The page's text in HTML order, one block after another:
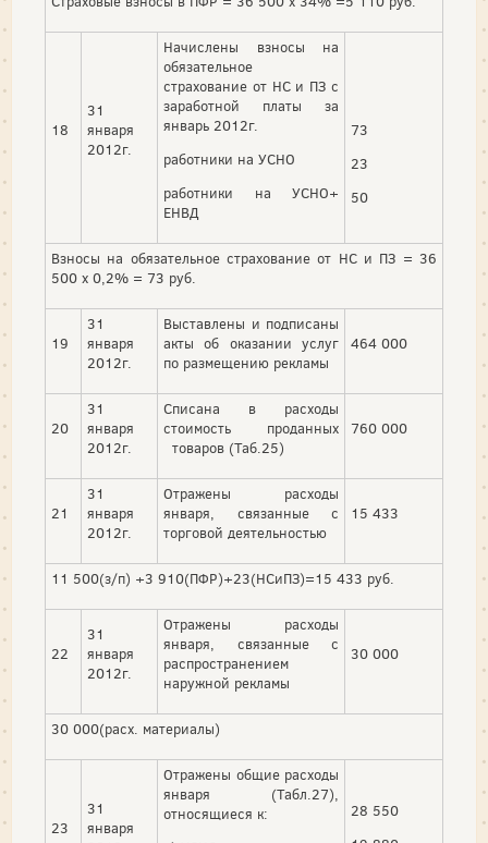
18
31
января
2012г.
Начислены взносы на
обязательное
страхование от НС и ПЗ с
заработной платы за
январь 2012г.
работники на УСНО
работники на УСНО+
ЕНВД
73
23
50
Взносы на обязательное страхование от НС и ПЗ = 36
500 х 0,2% = 73 руб.
19
31
января
2012г.
Выставлены и подписаны
акты об оказании услуг
по размещению рекламы
464 000
20
31
января
2012г.
Списана в расходы
стоимость проданных
товаров (Таб.25)
760 000
21
31
января
2012г.
Отражены расходы
января, связанные с
торговой деятельностью
15 433
11 500(з/п) +3 910(ПФР)+23(НСиПЗ)=15 433 руб.
22
31
января
2012г.
Отражены расходы
января, связанные с
распространением
наружной рекламы
30 000
30 000(расх. материалы)
23
31
января
Отражены общие расходы
января (Табл.27),
относящиеся к:
28 550